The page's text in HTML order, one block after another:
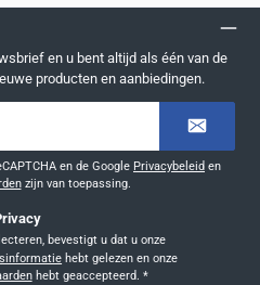
en u bent altijd als één van de
producten en aanbiedingen.
en de Google Privacybeleid en
zijn van toepassing.
Door doorgaan te selecteren, bevestigt u dat u onze
hebt geaccepteerd. *